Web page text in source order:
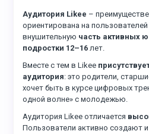
Аудитория Likee –
ориентирована на
внушительную часть активных
подростки 12–16лет.
Вместе с тем в Likee
аудитория: это родители,
хочет быть в курсе цифровых
одной волне» с молодежью.
Аудитория Likee отличается
Пользователи активно создают и